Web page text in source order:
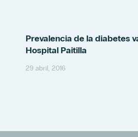
Prevalencia de la diabetes
Hospital Paitilla
29 abril, 2016